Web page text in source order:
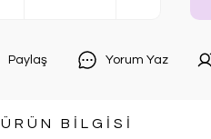
Paylaş Yorum Yaz
ÜRÜN BİLGİSİ